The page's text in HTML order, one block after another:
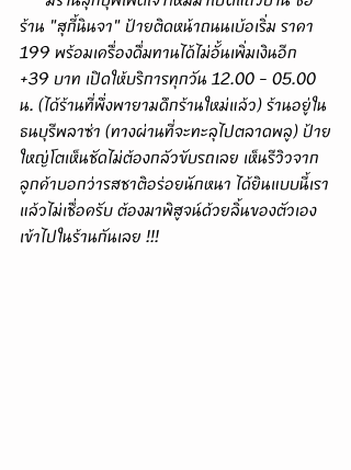
ร้าน "สุกี้นินจา" ป้ายติดหน้าถนนเบ้อเริ่ม ราคา
199 พร้อมเครื่องดื่มทานได้ไม่อั้นเพิ่มเงินอีก
+39 บาท เปิดให้บริการทุกวัน 12.00 - 05.00
น. (ได้ร้านที่พึ่งพายามดึกร้านใหม่แล้ว) ร้านอยู่ใน
ธนบุรีพลาซ่า (ทางผ่านที่จะทะลุไปตลาดพลู) ป้าย
ใหญ่โตเห็นชัดไม่ต้องกลัวขับรถเลย เห็นรีวิวจาก
ลูกค้าบอกว่ารสชาติอร่อยนักหนา ได้ยินแบบนี้เรา
แล้วไม่เชื่อครับ ต้องมาพิสูจน์ด้วยลิ้นของตัวเอง
เข้าไปในร้านกันเลย !!!